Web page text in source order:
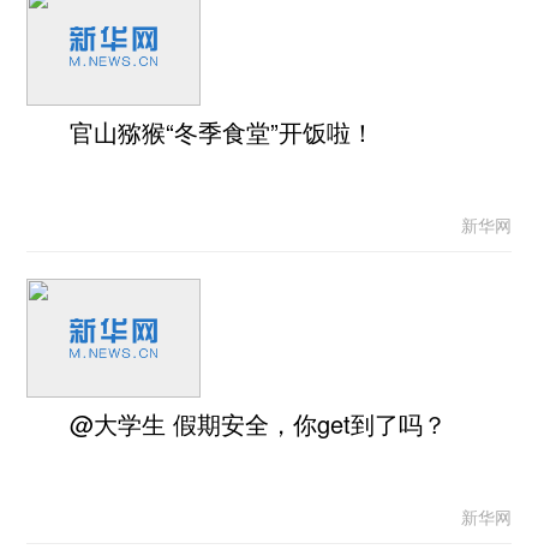
官山猕猴“冬季食堂”开饭啦！
新华网
@大学生 假期安全，你get到了吗？
新华网